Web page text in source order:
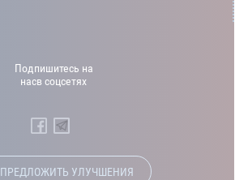
Подпишитесь на
насв соцсетях
ПРЕДЛОЖИТЬ УЛУЧШЕНИЯ